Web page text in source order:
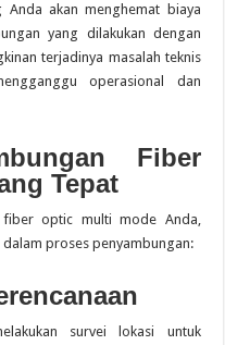
akan menghemat biaya
yang dilakukan dengan
terjadinya masalah teknis
operasional dan
Fiber
Tepat
fiber optic multi mode Anda,
proses penyambungan:
survei lokasi untuk